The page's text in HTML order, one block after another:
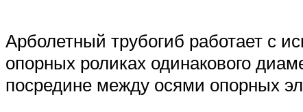
Арболетный трубогиб работает с
опорных роликах одинакового
посредине между осями опорных